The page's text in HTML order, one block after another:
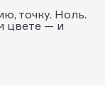
точку. Ноль.
цвете — и